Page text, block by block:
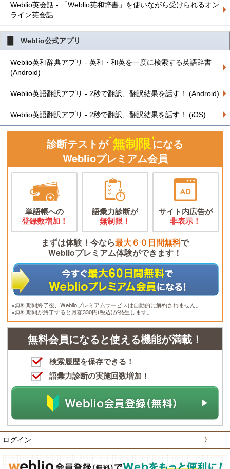
Weblio英会話 - 「Weblio英和辞書」を使いながら受けられるオン
ライン英会話
Weblio公式アプリ
Weblio英和辞典アプリ - 英和・和英を一度に検索する英語辞書
(Android)
Weblio英語翻訳アプリ - 2秒で翻訳、翻訳結果を話す！ (Android)
Weblio英語翻訳アプリ - 2秒で翻訳、翻訳結果を話す！ (iOS)
診断テストが 無制限になる
Weblioプレミアム会員
単語帳への
登録数増加！
語彙力診断が
無制限！
サイト内広告が
非表示！
まずは体験！今なら最大６０日間無料で
Weblioプレミアム体験ができます！
※無料期間終了後、Weblioプレミアムサービスは自動的に解約されません。
※無料期間が終了すると月額330円(税込)が発生します。
無料会員になると使える機能が満載！
検索履歴を保存できる！
語彙力診断の実施回数増加！
ログイン 〉